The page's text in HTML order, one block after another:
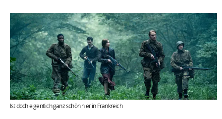
Ist doch eigentlich ganz schön hier in Frankreich